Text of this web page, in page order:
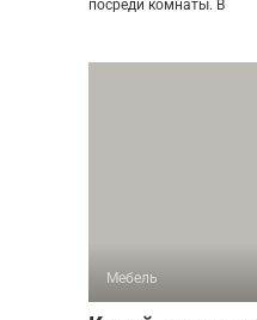
посреди комнаты. В
Мебель